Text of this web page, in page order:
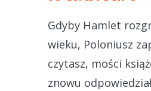
Gdyby Hamlet
wieku, Poloniusz
czytasz, mości
znowu